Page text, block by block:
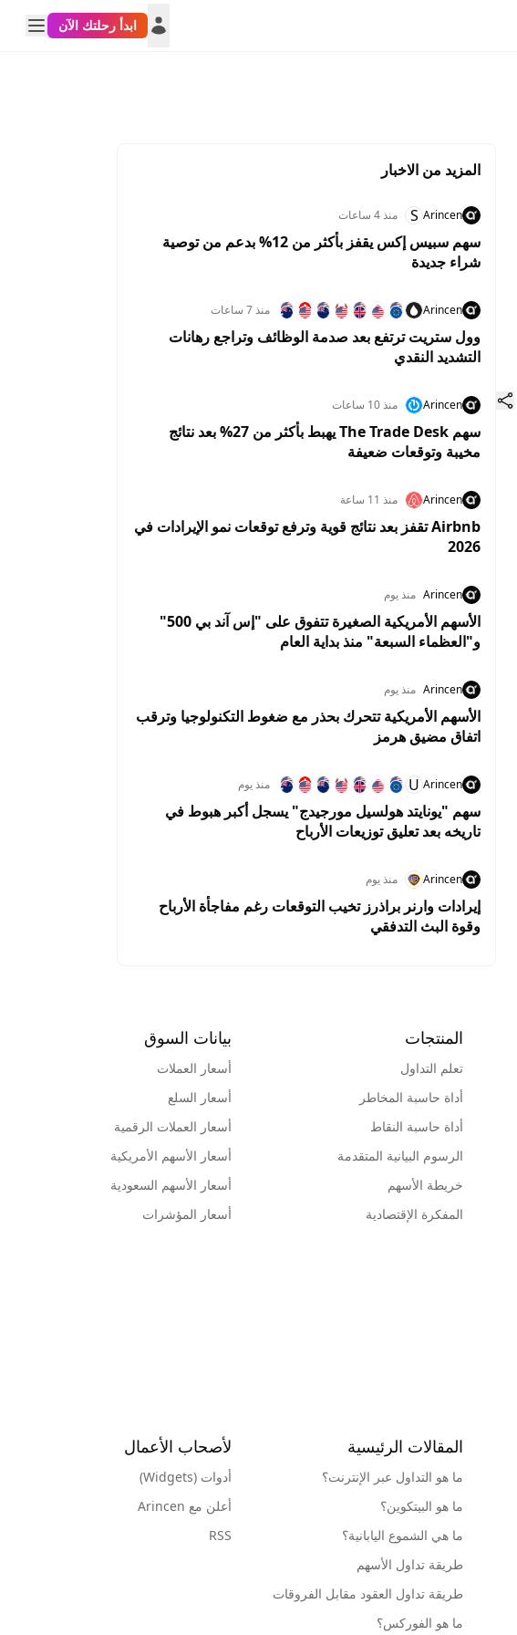
ابدأ رحلتك الآن
المزيد من الاخبار
Arincen
S منذ 4 ساعات
سهم سبيس إكس يقفز بأكثر من 12% بدعم من توصية
شراء جديدة
Arincen منذ 7 ساعات
وول ستريت ترتفع بعد صدمة الوظائف وتراجع رهانات
التشديد النقدي
Arincen منذ 10 ساعات
سهم The Trade Desk يهبط بأكثر من 27% بعد نتائج
مخيبة وتوقعات ضعيفة
Arincen منذ 11 ساعة
Airbnb تقفز بعد نتائج قوية وترفع توقعات نمو الإيرادات في
2026
Arincen منذ يوم
الأسهم الأمريكية الصغيرة تتفوق على "إس آند بي 500"
و"العظماء السبعة" منذ بداية العام
Arincen منذ يوم
الأسهم الأمريكية تتحرك بحذر مع ضغوط التكنولوجيا وترقب
اتفاق مضيق هرمز
Arincen
U منذ يوم
سهم "يونايتد هولسيل مورجيدج" يسجل أكبر هبوط في
تاريخه بعد تعليق توزيعات الأرباح
Arincen منذ يوم
إيرادات وارنر براذرز تخيب التوقعات رغم مفاجأة الأرباح
وقوة البث التدفقي
المنتجات
تعلم التداول
أداة حاسبة المخاطر
أداة حاسبة النقاط
الرسوم البيانية المتقدمة
خريطة الأسهم
المفكرة الإقتصادية
بيانات السوق
أسعار العملات
أسعار السلع
أسعار العملات الرقمية
أسعار الأسهم الأمريكية
أسعار الأسهم السعودية
أسعار المؤشرات
المقالات الرئيسية
ما هو التداول عبر الإنترنت؟
ما هو البيتكوين؟
ما هي الشموع اليابانية؟
طريقة تداول الأسهم
طريقة تداول العقود مقابل الفروقات
ما هو الفوركس؟
لأصحاب الأعمال
أدوات (Widgets)
أعلن مع Arincen
RSS